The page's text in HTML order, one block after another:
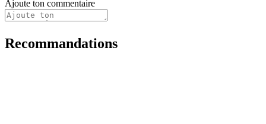
Ajoute ton commentaire
Recommandations